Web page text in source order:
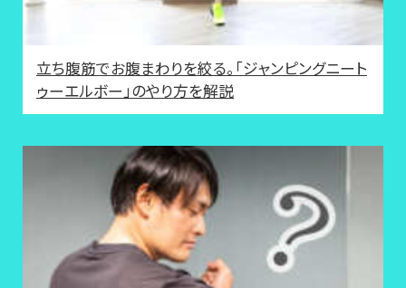
立ち腹筋でお腹まわりを絞る。「ジャンピングニート
ゥーエルボー」のやり方を解説